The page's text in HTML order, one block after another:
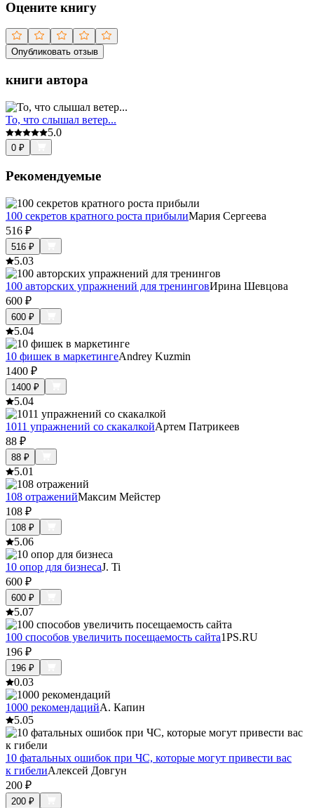
Оцените книгу
Опубликовать отзыв
книги автора
То, что слышал ветер...
5.0
0 ₽
Рекомендуемые
100 секретов кратного роста прибылиМария Сергеева
516 ₽
516 ₽
5.03
100 авторских упражнений для тренинговИрина Шевцова
600 ₽
600 ₽
5.04
10 фишек в маркетингеAndrey Kuzmin
1400 ₽
1400 ₽
5.04
1011 упражнений со скакалкойАртем Патрикеев
88 ₽
88 ₽
5.01
108 отраженийМаксим Мейстер
108 ₽
108 ₽
5.06
10 опор для бизнесаJ. Ti
600 ₽
600 ₽
5.07
100 способов увеличить посещаемость сайта1PS.RU
196 ₽
196 ₽
0.03
1000 рекомендацийА. Капин
5.05
10 фатальных ошибок при ЧС, которые могут привести вас
к гибелиАлексей Довгун
200 ₽
200 ₽